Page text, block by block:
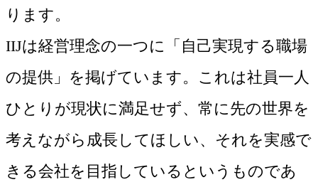
ります。
IIJは経営理念の一つに「自己実現する職場
の提供」を掲げています。これは社員一人
ひとりが現状に満足せず、常に先の世界を
考えながら成長してほしい、それを実感で
きる会社を目指しているというものであ